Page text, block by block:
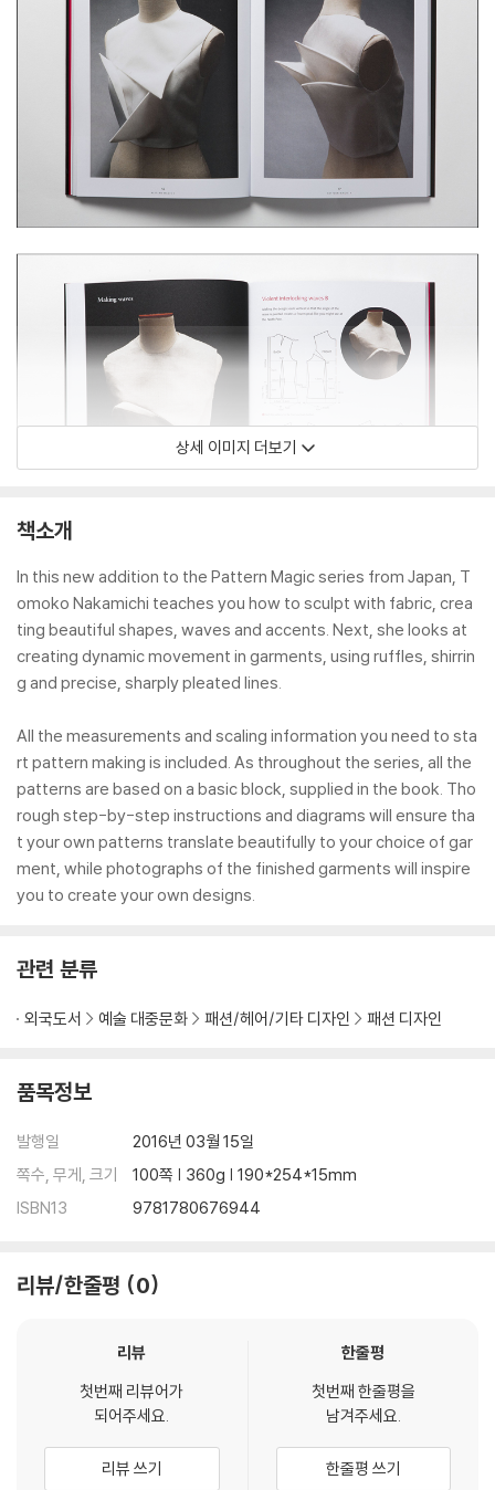
상세 이미지 더보기
책소개
In this new addition to the Pattern Magic series from Japan, T
omoko Nakamichi teaches you how to sculpt with fabric, crea
ting beautiful shapes, waves and accents. Next, she looks at
creating dynamic movement in garments, using ruffles, shirrin
g and precise, sharply pleated lines.
All the measurements and scaling information you need to sta
rt pattern making is included. As throughout the series, all the
patterns are based on a basic block, supplied in the book. Tho
rough step-by-step instructions and diagrams will ensure tha
t your own patterns translate beautifully to your choice of gar
ment, while photographs of the finished garments will inspire
you to create your own designs.
관련 분류
외국도서 예술 대중문화 패션/헤어/기타 디자인 패션 디자인
품목정보
발행일
2016년 03월 15일
쪽수, 무게, 크기
100쪽 | 360g | 190*254*15mm
ISBN13
9781780676944
리뷰/한줄평 0
리뷰
첫번째 리뷰어가
되어주세요.
리뷰 쓰기
한줄평
첫번째 한줄평을
남겨주세요.
한줄평 쓰기